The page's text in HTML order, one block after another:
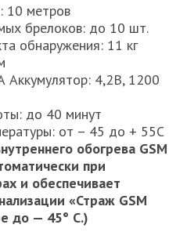
10 метров
брелоков: до 10 шт.
обнаружения: 11 кг
Аккумулятор: 4,2В, 1200
до 40 минут
от – 45 до + 55С
обогрева GSM
при
и обеспечивает
«Страж GSM
до — 45° С.)